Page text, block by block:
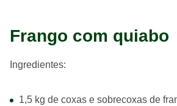
Frango com quiabo
Ingredientes:
1,5 kg de coxas e sobrecoxas de